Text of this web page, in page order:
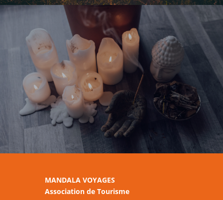
MANDALA VOYAGES
Association de Tourisme